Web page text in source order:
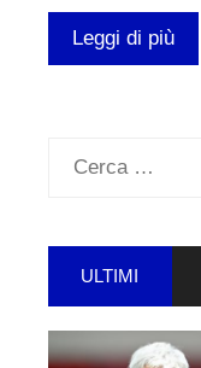
Leggi di più
Ricerca
ULTIMI